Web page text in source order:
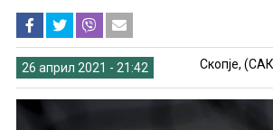
26 април 2021 - 21:42 Скопје,